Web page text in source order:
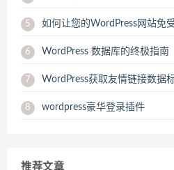
5 如何让您的WordPress网站免
6 WordPress 数据库的终极指南
7 WordPress获取友情链接数据
8 wordpress豪华登录插件
推荐文章